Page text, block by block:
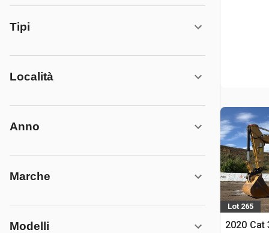
Tipi
Località
Anno
Marche
Modelli
Lot 265
2020 Cat